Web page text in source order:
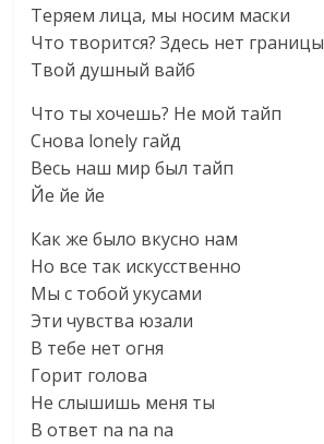
Теряем лица, мы носим маски
Что творится? Здесь нет границы
Твой душный вайб
Что ты хочешь? Не мой тайп
Снова lonely гайд
Весь наш мир был тайп
Йе йе йе
Как же было вкусно нам
Но все так искусственно
Мы с тобой укусами
Эти чувства юзали
В тебе нет огня
Горит голова
Не слышишь меня ты
В ответ na na na